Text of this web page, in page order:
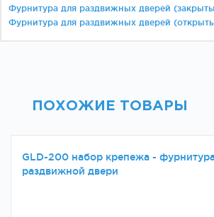
Фурнитура для раздвижных дверей
Фурнитура для раздвижных дверей
ПОХОЖИЕ ТОВАРЫ
GLD-200 набор крепежа -
раздвижной двери